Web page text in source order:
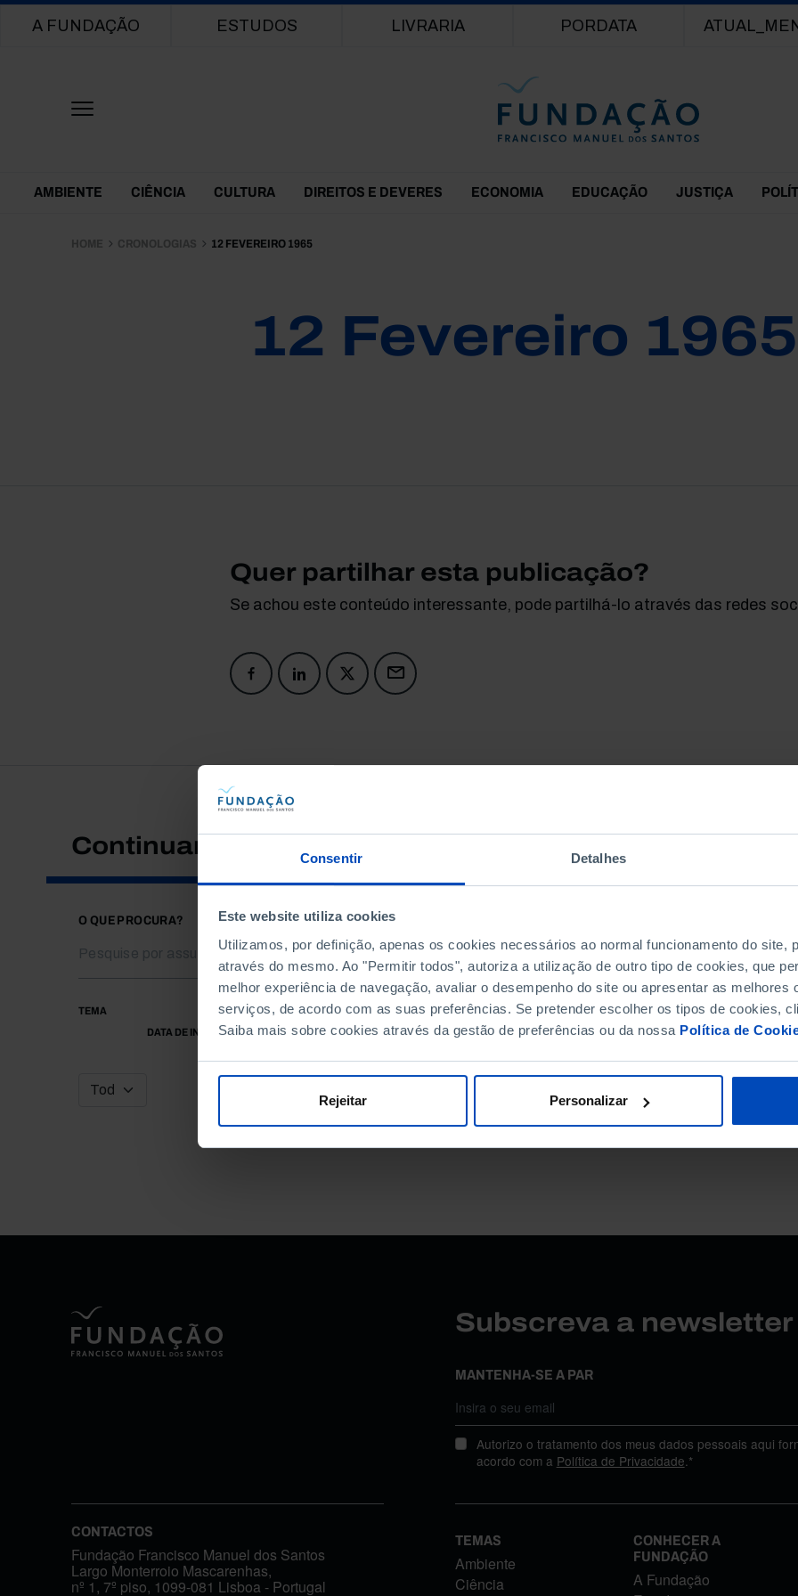
Consentir Detalhes
Este website utiliza cookies
Utilizamos, por definição, apenas os cookies necessários ao normal funcionamento do site,
através do mesmo. Ao "Permitir todos", autoriza a utilização de outro tipo de cookies, que
melhor experiência de navegação, avaliar o desempenho do site ou apresentar as melhores
serviços, de acordo com as suas preferências. Se pretender escolher os tipos de cookies,
Saiba mais sobre cookies através da gestão de preferências ou da nossa Política de
Rejeitar Personalizar
Main navigation
A FUNDAÇÃO ESTUDOS LIVRARIA PORDATA
Themes Menu
AMBIENTE CIÊNCIA CULTURA DIREITOS E DEVERES ECONOMIA EDUCAÇÃO JUSTIÇA
HOME CRONOLOGIAS 12 FEVEREIRO 1965
12 Fevereiro 1965
Quer partilhar esta publicação?
Se achou este conteúdo interessante, pode partilhá-lo através das redes
Continuar a pesquisar
O QUE PROCURA?
TEMA
DATA DE INÍCIO
DATA DE FIM
Subscreva a
MANTENHA-SE A PAR
Autorizo o tratamento dos meus dados pessoais aqui
acordo com a Política de Privacidade.*
CONTACTOS
Fundação Francisco Manuel dos Santos
Largo Monterroio Mascarenhas,
nº 1, 7º piso, 1099-081 Lisboa - Portugal
TEMAS
Ambiente
Ciência
CONHECER A
FUNDAÇÃO
A Fundação